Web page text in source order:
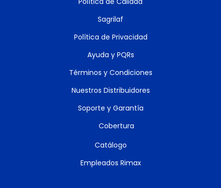
Sagrilaf
Política de Privacidad
Ayuda y PQRs
Términos y Condiciones
Nuestros Distribuidores
Soporte y Garantía
Cobertura
Catálogo
Empleados Rimax